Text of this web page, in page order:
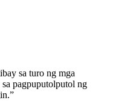
sa turo ng mga
sa pagpuputolputol ng
”